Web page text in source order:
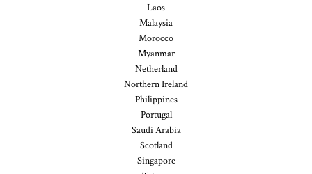
Laos
Malaysia
Morocco
Myanmar
Netherland
Northern Ireland
Philippines
Portugal
Saudi Arabia
Scotland
Singapore